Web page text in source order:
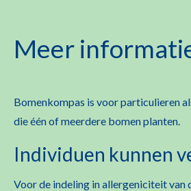
Meer
Bomenkompas is voor particulieren
die één of meerdere bomen planten.
Individuen kunnen
Voor de indeling in allergeniciteit